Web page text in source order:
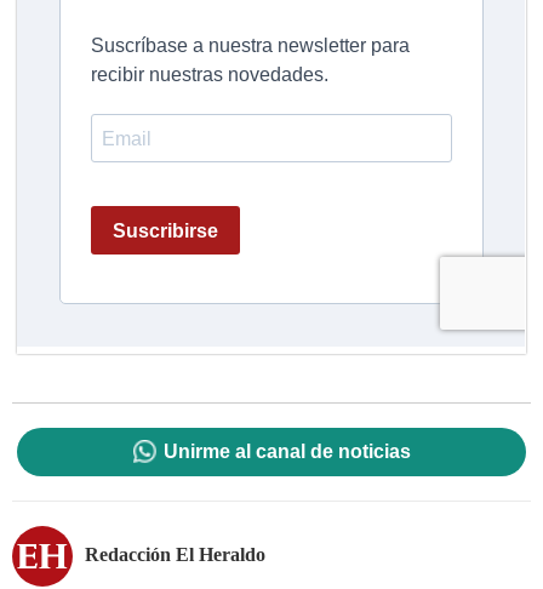
Unirme al canal de noticias
Redacción El Heraldo